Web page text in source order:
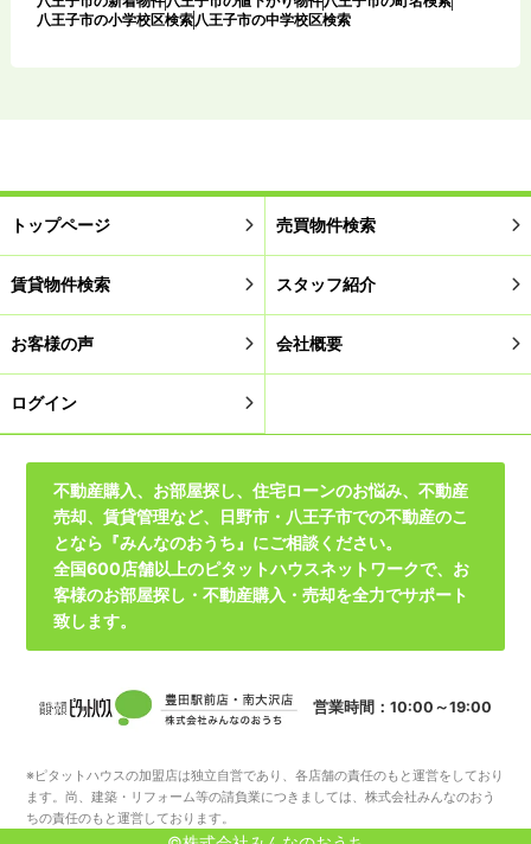
八王子市の小学校区検索八王子市の中学校区検索
トップページ 売買物件検索
賃貸物件検索 スタッフ紹介
お客様の声 会社概要
ログイン
不動産購入、お部屋探し、住宅ローンのお悩み、不動産
売却、賃貸管理など、日野市・八王子市での不動産のこ
となら『みんなのおうち』にご相談ください。
全国600店舗以上のピタットハウスネットワークで、お
客様のお部屋探し・不動産購入・売却を全力でサポート
致します。
営業時間：10:00～19:00
※ピタットハウスの加盟店は独立自営であり、各店舗の責任のもと運営をしており
ます。尚、建築・リフォーム等の請負業につきましては、株式会社みんなのおう
ちの責任のもと運営しております。